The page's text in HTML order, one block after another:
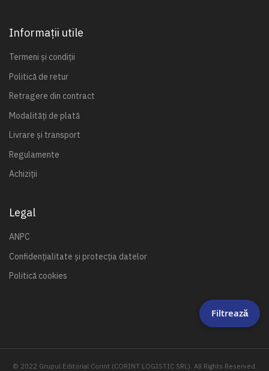
Informații utile
Termeni și condiții
Politică de retur
Retragere din contract
Modalități de plată
Livrare și transport
Regulamente
Achiziții
Legal
ANPC
Confidențialitate și protecția datelor
Politică cookies
© 2022 Grupul Editorial Corint (CORINT LOGISTIC SRL). All Rights Reserved.
Filtrează